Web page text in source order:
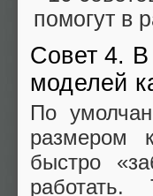
Совет 4. В
моделей
По
размером
быстро